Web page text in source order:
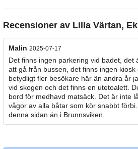
Recensioner av Lilla Värtan,
Malin 2025-07-17
Det finns ingen parkering vid badet, det
att gå från bussen, det finns ingen
betydligt fler besökare här än andra år
vid skogen och det finns en utetoalett.
bord för medhavd matsäck. Det är inte
vågor av alla båtar som kör snabbt
denna sidan än i Brunnsviken.